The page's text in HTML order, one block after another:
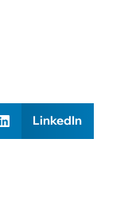
LinkedIn